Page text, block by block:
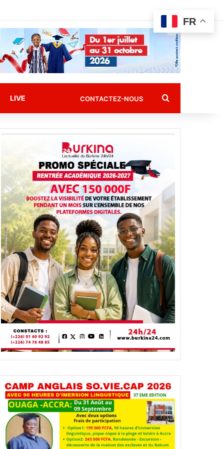
LIVE CONTACTEZ-NOUS Rechercher
FR